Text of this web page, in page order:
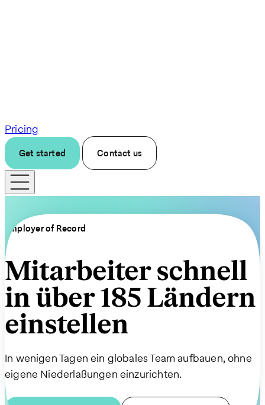
Pricing
Get started Contact us
Employer of Record
Mitarbeiter schnell
in über 185 Ländern
einstellen
In wenigen Tagen ein globales Team aufbauen, ohne
eigene Niederlassungen einzurichten.